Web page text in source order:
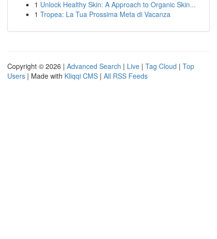
1 Unlock Healthy Skin: A Approach to Organic Skin...
1 Tropea: La Tua Prossima Meta di Vacanza
Copyright © 2026 | Advanced Search | Live | Tag Cloud | Top
Users | Made with Kliqqi CMS | All RSS Feeds